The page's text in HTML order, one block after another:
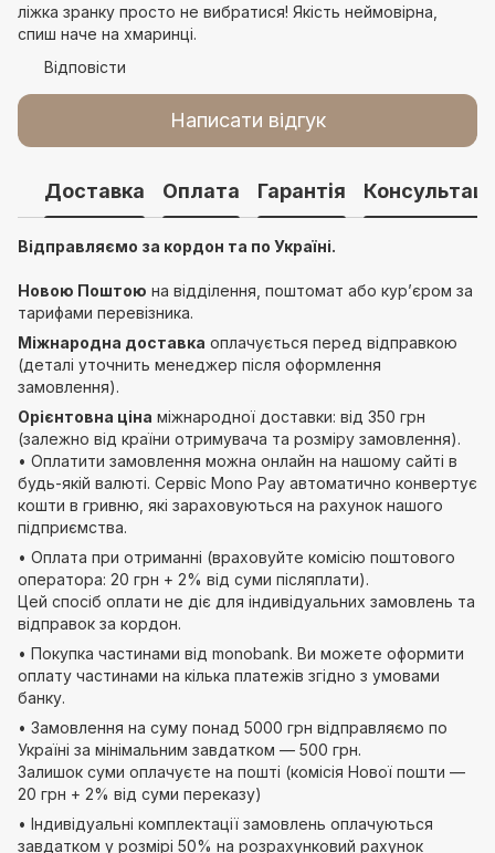
ліжка зранку просто не вибратися! Якість неймовірна,
спиш наче на хмаринці.
Відповісти
Написати відгук
Доставка Оплата Гарантія
Відправляємо за кордон та по Україні.
Новою Поштою на відділення, поштомат або курʼєром за
тарифами перевізника.
Міжнародна доставка оплачується перед відправкою
(деталі уточнить менеджер після оформлення
замовлення).
Орієнтовна ціна міжнародної доставки: від 350 грн
(залежно від країни отримувача та розміру замовлення).
• Оплатити замовлення можна онлайн на нашому сайті в
будь-якій валюті. Сервіс Mono Pay автоматично конвертує
кошти в гривню, які зараховуються на рахунок нашого
підприємства.
• Оплата при отриманні (враховуйте комісію поштового
оператора: 20 грн + 2% від суми післяплати).
Цей спосіб оплати не діє для індивідуальних замовлень та
відправок за кордон.
• Покупка частинами від monobank. Ви можете оформити
оплату частинами на кілька платежів згідно з умовами
банку.
• Замовлення на суму понад 5000 грн відправляємо по
Україні за мінімальним завдатком — 500 грн.
Залишок суми оплачуєте на пошті (комісія Нової пошти —
20 грн + 2% від суми переказу)
• Індивідуальні комплектації замовлень оплачуються
завдатком у розмірі 50% на розрахунковий рахунок